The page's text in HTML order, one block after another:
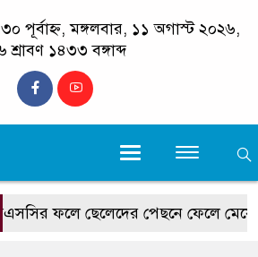
পূর্বাহ্ন, মঙ্গলবার, ১১ অগাস্ট ২০২৬,
শ্রাবণ ১৪৩৩ বঙ্গাব্দ
ফলে ছেলেদের পেছনে ফেলে মেয়েরা